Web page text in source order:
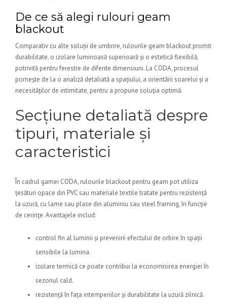
De ce să alegi rulouri geam
blackout
Comparativ cu alte soluții de umbrire, rulourile geam blackout promit
durabilitate, o izolare luminoasă superioară și o estetică flexibilă,
potrivită pentru ferestre de diferite dimensiuni. La CODA, procesul
pornește de la o analiză detaliată a spațiului, a orientării soarelui și a
necesităților de intimitate, pentru a propune soluția optimă.
Secțiune detaliată despre
tipuri, materiale și
caracteristici
În cadrul gamei CODA, rulourile blackout pentru geam pot utiliza
țesături opace din PVC sau materiale textile tratate pentru rezistență
la uzură, cu lame sau plase din aluminiu sau steel framing, în funcție
de cerințe. Avantajele includ:
control fin al luminii și prevenirii efectului de orbire în spații
sensibile la lumina.
izolare termică ce poate contribui la economisirea energiei în
sezonul cald.
rezistență în fața intemperiilor și durabilitate la uzură zilnică.